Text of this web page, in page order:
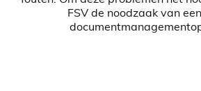
FSV de noodzaak van